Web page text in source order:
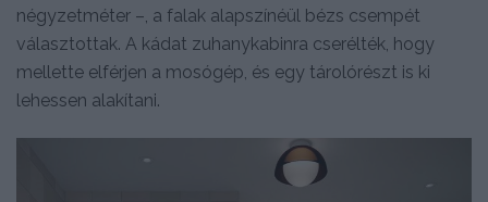
négyzetméter –, a falak alapszínéül bézs csempét
választottak. A kádat zuhanykabinra cserélték, hogy
mellette elférjen a mosógép, és egy tárolórészt is ki
lehessen alakítani.